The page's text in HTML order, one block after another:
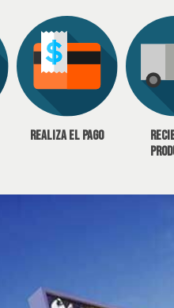
Realiza el pago